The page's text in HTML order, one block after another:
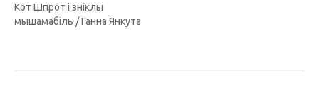
Кот Шпрот і зніклы
мышамабіль / Ганна Янкута